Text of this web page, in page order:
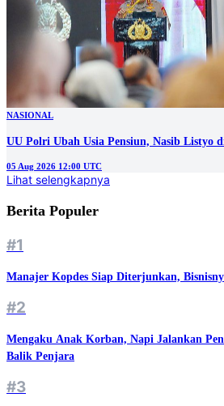
NASIONAL
UU Polri Ubah Usia Pensiun, Nasib Listyo
05 Aug 2026 12:00 UTC
Lihat selengkapnya
Berita Populer
#1
Manajer Kopdes Siap Diterjunkan,
#2
Mengaku Anak Korban, Napi Jalankan
Balik Penjara
#3